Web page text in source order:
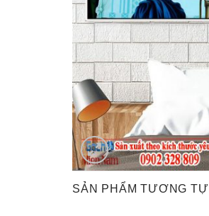
SẢN PHẨM TƯƠNG TỰ